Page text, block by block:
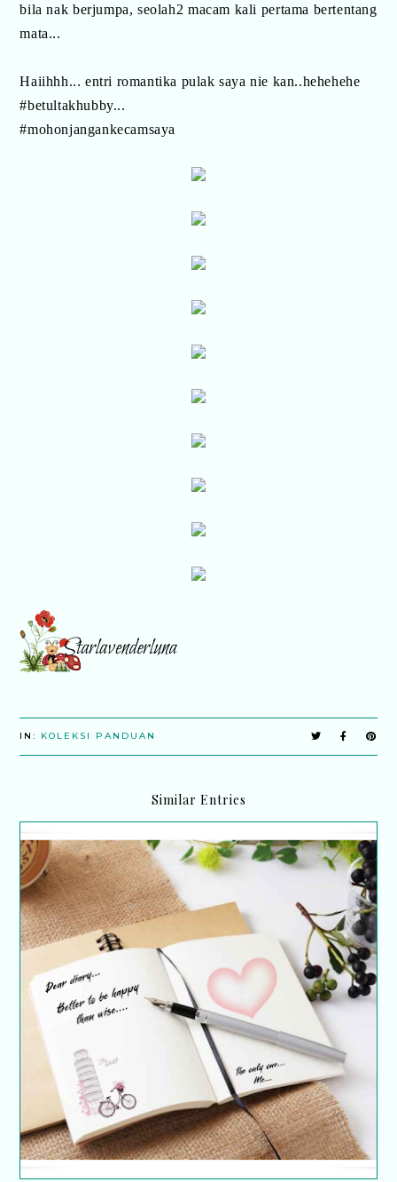
bila nak berjumpa, seolah2 macam kali pertama bertentang
mata...
Haiihhh... entri romantika pulak saya nie kan..hehehehe
#betultakhubby...
#mohonjangankecamsaya
IN: KOLEKSI PANDUAN
Similar Entries
Rahsia kekal sihat dan muda